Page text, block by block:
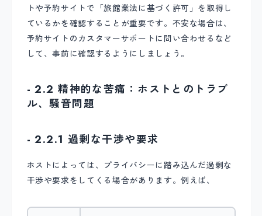
トや予約サイトで「旅館業法に基づく許可」を取得し
ているかを確認することが重要です。不安な場合は、
予約サイトのカスタマーサポートに問い合わせるなど
して、事前に確認するようにしましょう。
- 2.2 精神的な苦痛：ホストとのトラブ
ル、騒音問題
- 2.2.1 過剰な干渉や要求
ホストによっては、プライバシーに踏み込んだ過剰な
干渉や要求をしてくる場合があります。例えば、